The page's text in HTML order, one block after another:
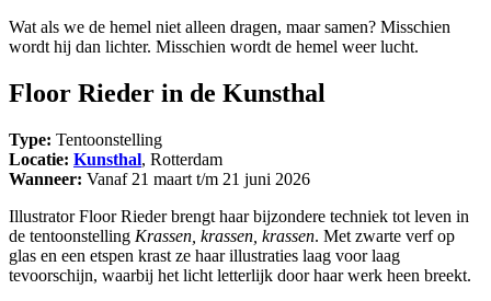
Wat als we de hemel niet alleen dragen, maar samen? Misschien
wordt hij dan lichter. Misschien wordt de hemel weer lucht.
Floor Rieder in de Kunsthal
Type: Tentoonstelling
Locatie: Kunsthal, Rotterdam
Wanneer: Vanaf 21 maart t/m 21 juni 2026
Illustrator Floor Rieder brengt haar bijzondere techniek tot leven in
de tentoonstelling Krassen, krassen, krassen. Met zwarte verf op
glas en een etspen krast ze haar illustraties laag voor laag
tevoorschijn, waarbij het licht letterlijk door haar werk heen breekt.